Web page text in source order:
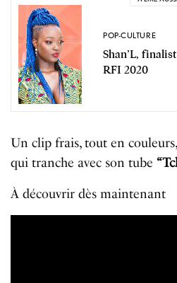
POP-CULTURE
Shan’L,
RFI 2020
Un clip frais, tout en
qui tranche avec son tube
À découvrir dès maintenant